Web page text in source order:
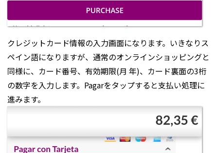
クレジットカード情報の入力画面になります。いきなりス
ペイン語になりますが、通常のオンラインショッピングと
同様に、カード番号、有効期限(月 年)、カード裏面の3桁
の数字を入力します。Pagarをタップすると支払い処理に
進みます。